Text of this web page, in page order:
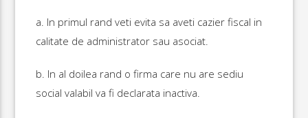
a. In primul rand veti evita sa aveti cazier fiscal in
calitate de administrator sau asociat.
b. In al doilea rand o firma care nu are sediu
social valabil va fi declarata inactiva.